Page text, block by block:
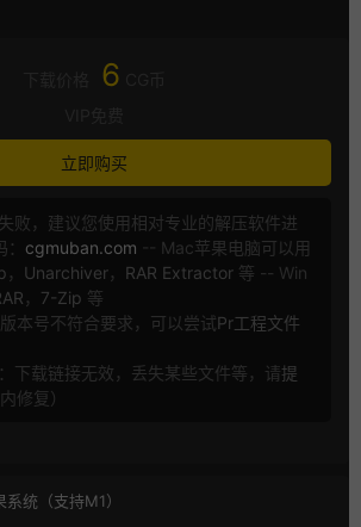
6
立即购买
，建议您使用相对专业的解压软件进
cgmuban.com -- Mac苹果电脑可以用
， Unarchiver， RAR Extractor 等 -- Win
， 7-Zip 等
本号不符合要求，可以尝试Pr工程文件
载链接无效，丢失某些文件等，请提
修复）
统（支持M1）